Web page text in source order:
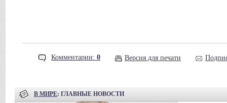
Комментарии: 0 Версия для печати
В МИРЕ: ГЛАВНЫЕ НОВОСТИ